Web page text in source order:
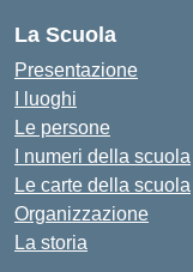
La Scuola
Presentazione
I luoghi
Le persone
I numeri della scuola
Le carte della scuola
Organizzazione
La storia